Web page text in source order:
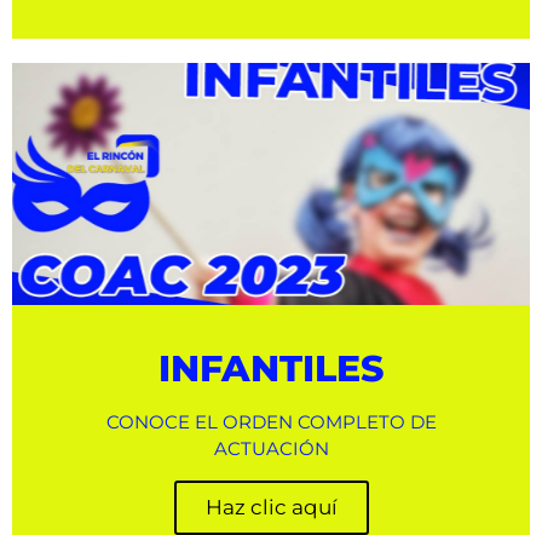
INFANTILES
CONOCE EL ORDEN COMPLETO DE
ACTUACIÓN
Haz clic aquí